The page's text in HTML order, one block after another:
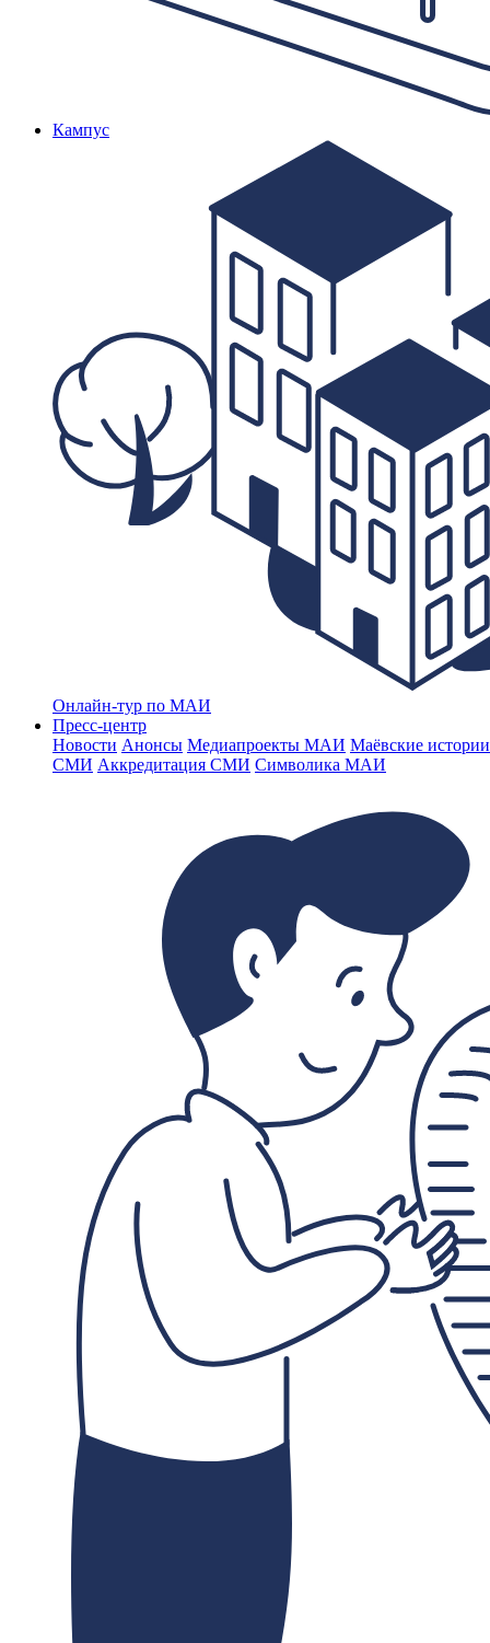
Кампус
Онлайн-тур по МАИ
Пресс-центр
Новости Анонсы Медиапроекты МАИ Маёвские
СМИ Аккредитация СМИ Символика МАИ